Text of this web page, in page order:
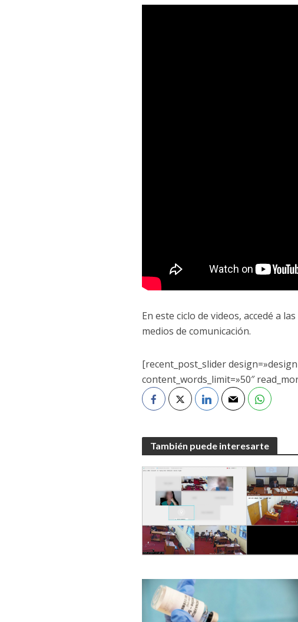
En este ciclo de videos, accedé a
medios de comunicación.
[recent_post_slider
content_words_limit=»50″
También puede interesarte